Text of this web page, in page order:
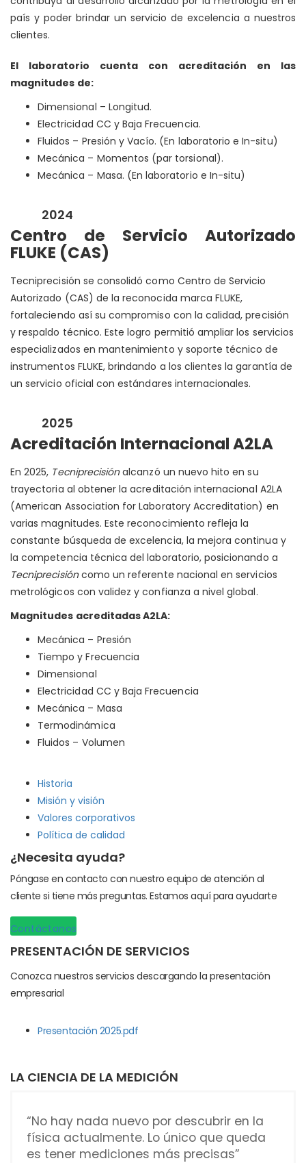
país y poder brindar un servicio de excelencia a nuestros
clientes.
El laboratorio cuenta con acreditación en las
magnitudes de:
Dimensional – Longitud.
Electricidad CC y Baja Frecuencia.
Fluidos – Presión y Vacío. (En laboratorio e In-situ)
Mecánica – Momentos (par torsional).
Mecánica – Masa. (En laboratorio e In-situ)
2024
Centro de Servicio Autorizado
FLUKE (CAS)
Tecniprecisión se consolidó como Centro de Servicio
Autorizado (CAS) de la reconocida marca FLUKE,
fortaleciendo así su compromiso con la calidad, precisión
y respaldo técnico. Este logro permitió ampliar los servicios
especializados en mantenimiento y soporte técnico de
instrumentos FLUKE, brindando a los clientes la garantía de
un servicio oficial con estándares internacionales.
2025
Acreditación Internacional A2LA
En 2025, Tecniprecisiónalcanzó un nuevo hito en su
trayectoria al obtener la acreditación internacional A2LA
(American Association for Laboratory Accreditation) en
varias magnitudes. Este reconocimiento refleja la
constante búsqueda de excelencia, la mejora continua y
la competencia técnica del laboratorio, posicionando a
Tecniprecisióncomo un referente nacional en servicios
metrológicos con validez y confianza a nivel global.
Magnitudes acreditadas A2LA:
Mecánica – Presión
Tiempo y Frecuencia
Dimensional
Electricidad CC y Baja Frecuencia
Mecánica – Masa
Termodinámica
Fluidos – Volumen
Historia
Misión y visión
Valores corporativos
Política de calidad
¿Necesita ayuda?
Póngase en contacto con nuestro equipo de atención al
cliente si tiene más preguntas. Estamos aquí para ayudarte
Contáctanos
PRESENTACIÓN DE SERVICIOS
Conozca nuestros servicios descargando la presentación
empresarial
Presentación 2025.pdf
LA CIENCIA DE LA MEDICIÓN
“No hay nada nuevo por descubrir en la
física actualmente. Lo único que queda
es tener mediciones más precisas”